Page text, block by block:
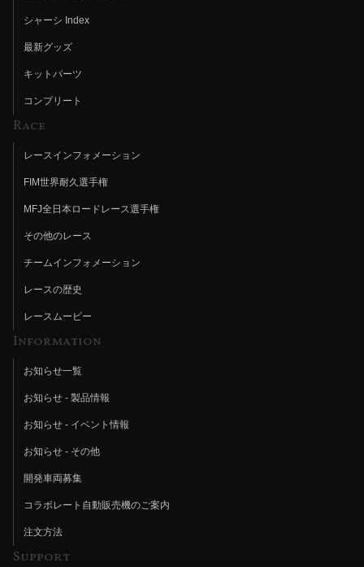
シャーシ Index
最新グッズ
キットパーツ
コンプリート
Race
レースインフォメーション
FIM世界耐久選手権
MFJ全日本ロードレース選手権
その他のレース
チームインフォメーション
レースの歴史
レースムービー
Information
お知らせ一覧
お知らせ - 製品情報
お知らせ - イベント情報
お知らせ - その他
開発車両募集
コラボレート自動販売機のご案内
注文方法
Support